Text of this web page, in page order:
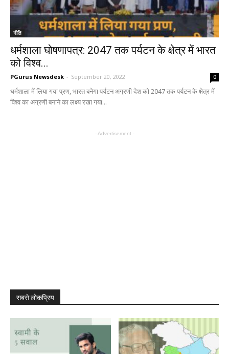
नीति
धर्मशाला घोषणापत्र: 2047 तक पर्यटन के क्षेत्र में भारत
को विश्‍व...
PGurus Newsdesk - September 20, 2022 0
धर्मशाला में लिया गया प्रण, भारत बनेगा पर्यटन अग्रणी देश को 2047 तक पर्यटन के क्षेत्र में
विश्‍व का अग्रणी बनाने का लक्ष्‍य रखा गया...
- Advertisement -
सबसे लोकप्रिय